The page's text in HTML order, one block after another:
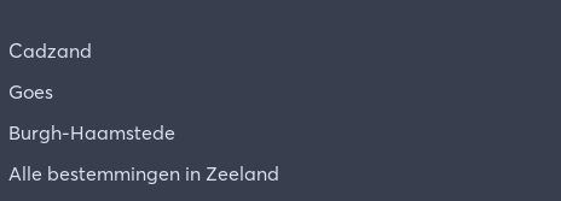
Cadzand
Goes
Burgh-Haamstede
Alle bestemmingen in Zeeland